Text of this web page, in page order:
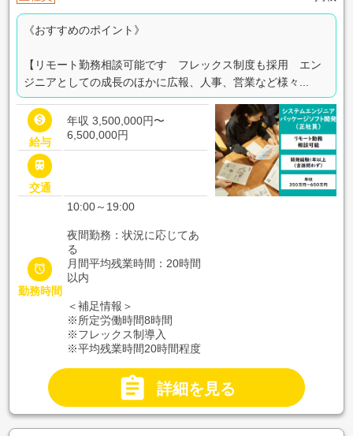
《おすすめのポイント》
【リモート勤務相談可能です フレックス制度も採用 エン
ジニアとしての成長のほかに広報、人事、営業など様々...

給与
年収 3,500,000円〜
6,500,000円

交通

勤務時間
10:00～19:00
夜間勤務：状況に応じてあ
る
月間平均残業時間：20時間
以内
＜補足情報＞
※所定労働時間8時間
※フレックス制導入
※平均残業時間20時間程度
 詳細を見る